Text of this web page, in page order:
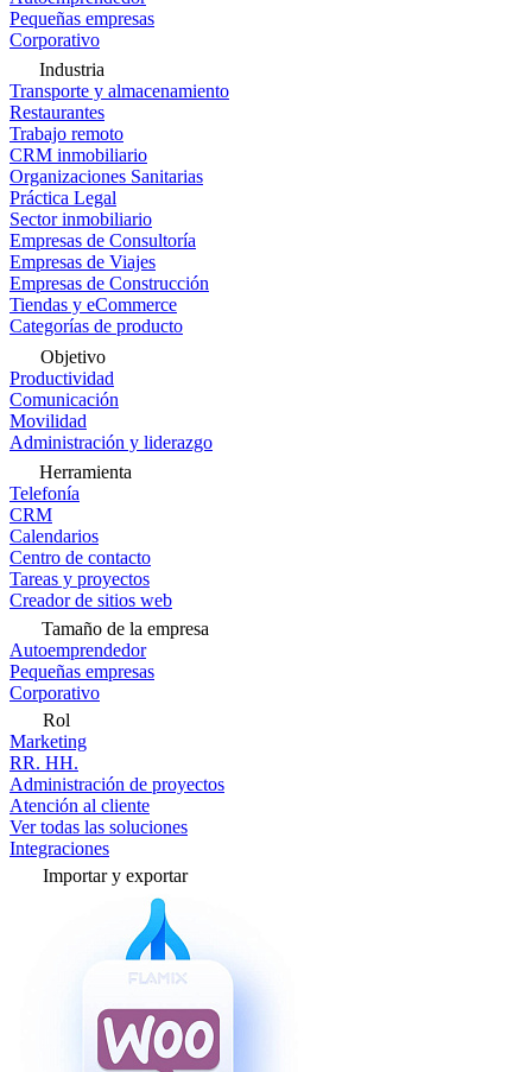
Pequeñas empresas
Corporativo
Industria
Transporte y almacenamiento
Restaurantes
Trabajo remoto
CRM inmobiliario
Organizaciones Sanitarias
Práctica Legal
Sector inmobiliario
Empresas de Consultoría
Empresas de Viajes
Empresas de Construcción
Tiendas y eCommerce
Categorías de producto
Objetivo
Productividad
Comunicación
Movilidad
Administración y liderazgo
Herramienta
Telefonía
CRM
Calendarios
Centro de contacto
Tareas y proyectos
Creador de sitios web
Tamaño de la empresa
Autoemprendedor
Pequeñas empresas
Corporativo
Rol
Marketing
RR. HH.
Administración de proyectos
Atención al cliente
Ver todas las soluciones
Integraciones
Importar y exportar